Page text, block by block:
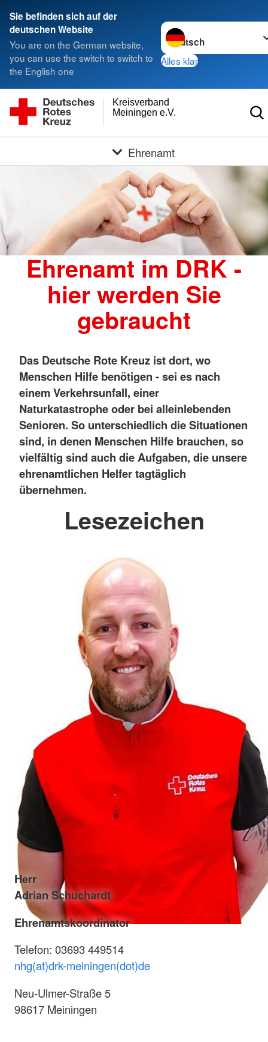
Sie befinden sich auf der
deutschen Website
You are on the German website,
you can use the switch to switch to
the English one
Sprache wechseln zu
Alles klar
Meiningen e.V.
Kreisverband
Ehrenamt
Ehrenamt im DRK -
hier werden Sie
gebraucht
Das Deutsche Rote Kreuz ist dort, wo
Menschen Hilfe benötigen - sei es nach
einem Verkehrsunfall, einer
Naturkatastrophe oder bei alleinlebenden
Senioren. So unterschiedlich die Situationen
sind, in denen Menschen Hilfe brauchen, so
vielfältig sind auch die Aufgaben, die unsere
ehrenamtlichen Helfer tagtäglich
übernehmen.
Lesezeichen
Herr
Adrian Schuchardt
Ehrenamtskoordinator
Telefon: 03693 449514
nhg(at)drk-meiningen(dot)de
Neu-Ulmer-Straße 5
98617 Meiningen